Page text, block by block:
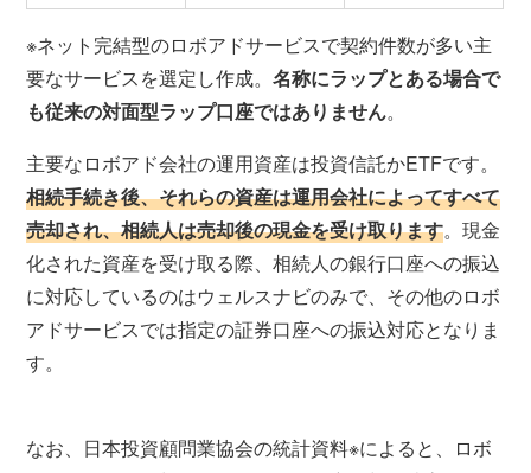
※ネット完結型のロボアドサービスで契約件数が多い主
要なサービスを選定し作成。名称にラップとある場合で
も従来の対面型ラップ口座ではありません。
主要なロボアド会社の運用資産は投資信託かETFです。
相続手続き後、それらの資産は運用会社によってすべて
売却され、相続人は売却後の現金を受け取ります。現金
化された資産を受け取る際、相続人の銀行口座への振込
に対応しているのはウェルスナビのみで、その他のロボ
アドサービスでは指定の証券口座への振込対応となりま
す。
なお、日本投資顧問業協会の統計資料※によると、ロボ